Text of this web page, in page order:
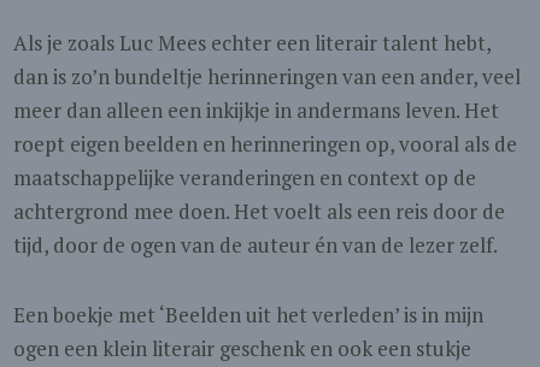
Als je zoals Luc Mees echter een literair talent hebt,
dan is zo’n bundeltje herinneringen van een ander, veel
meer dan alleen een inkijkje in andermans leven. Het
roept eigen beelden en herinneringen op, vooral als de
maatschappelijke veranderingen en context op de
achtergrond mee doen. Het voelt als een reis door de
tijd, door de ogen van de auteur én van de lezer zelf.
Een boekje met ‘Beelden uit het verleden’ is in mijn
ogen een klein literair geschenk en ook een stukje